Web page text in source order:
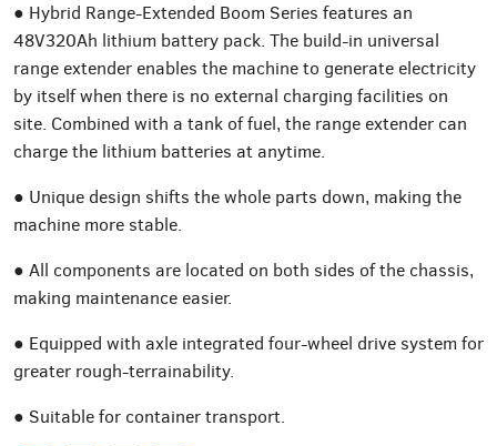
● Hybrid Range-Extended Boom Series features an
48V320Ah lithium battery pack. The build-in universal
range extender enables the machine to generate electricity
by itself when there is no external charging facilities on
site. Combined with a tank of fuel, the range extender can
charge the lithium batteries at anytime.
● Unique design shifts the whole parts down, making the
machine more stable.
● All components are located on both sides of the chassis,
making maintenance easier.
● Equipped with axle integrated four-wheel drive system for
greater rough-terrainability.
● Suitable for container transport.